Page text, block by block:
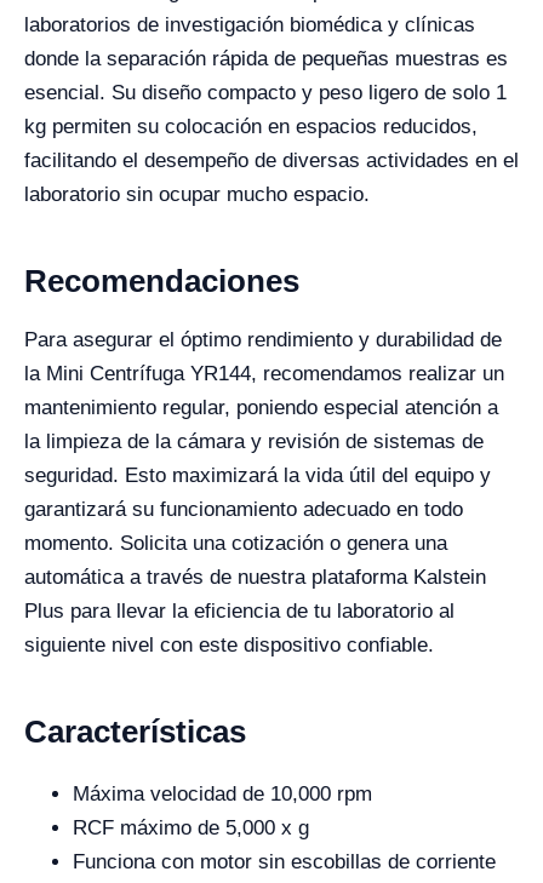
laboratorios de investigación biomédica y clínicas
donde la separación rápida de pequeñas muestras es
esencial. Su diseño compacto y peso ligero de solo 1
kg permiten su colocación en espacios reducidos,
facilitando el desempeño de diversas actividades en el
laboratorio sin ocupar mucho espacio.
Recomendaciones
Para asegurar el óptimo rendimiento y durabilidad de
la Mini Centrífuga YR144, recomendamos realizar un
mantenimiento regular, poniendo especial atención a
la limpieza de la cámara y revisión de sistemas de
seguridad. Esto maximizará la vida útil del equipo y
garantizará su funcionamiento adecuado en todo
momento. Solicita una cotización o genera una
automática a través de nuestra plataforma Kalstein
Plus para llevar la eficiencia de tu laboratorio al
siguiente nivel con este dispositivo confiable.
Características
Máxima velocidad de 10,000 rpm
RCF máximo de 5,000 x g
Funciona con motor sin escobillas de corriente